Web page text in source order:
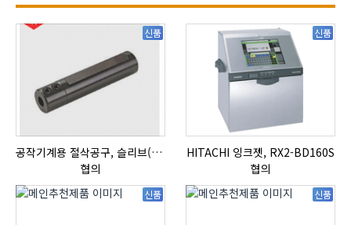
신품
공작기계용 절삭공구, 슬리브(SLEEVE)
협의
신품
HITACHI 잉크젯, RX2-BD160S
협의
신품 신품